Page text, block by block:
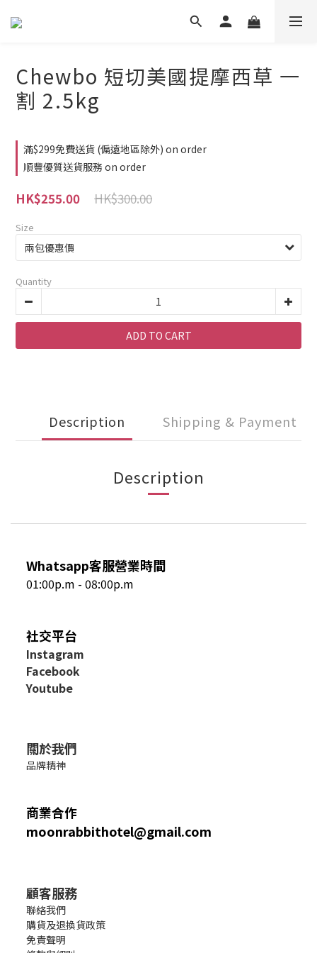
Chewbo 短切美國提摩西草 一
割 2.5kg
滿$299免費送貨 (偏遠地區除外) on order
順豐優質送貨服務 on order
HK$300.00
HK$255.00
Size
Quantity
ADD TO CART
Description Shipping & Payment
Description
Whatsapp客服營業時間
01:00p.m - 08:00p.m
社交平台
Instagram
Facebook
Youtube
關於我們
品牌精神
商業合作
moonrabbithotel@gmail.com
顧客服務
聯絡我們
購貨及退換貨政策
免責聲明